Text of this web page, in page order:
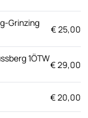
Grinzing
€ 25,00
1ÖTW
€ 29,00
€ 20,00